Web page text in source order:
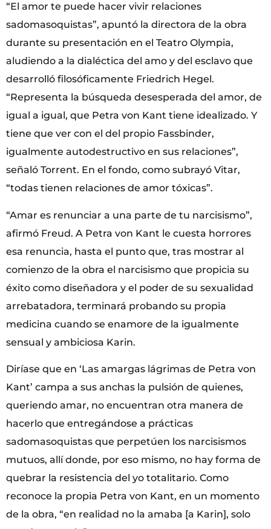
“El amor te puede hacer vivir relaciones
sadomasoquistas”, apuntó la directora de la obra
durante su presentación en el Teatro Olympia,
aludiendo a la dialéctica del amo y del esclavo que
desarrolló filosóficamente Friedrich Hegel.
“Representa la búsqueda desesperada del amor, de
igual a igual, que Petra von Kant tiene idealizado. Y
tiene que ver con el del propio Fassbinder,
igualmente autodestructivo en sus relaciones”,
señaló Torrent. En el fondo, como subrayó Vitar,
“todas tienen relaciones de amor tóxicas”.
“Amar es renunciar a una parte de tu narcisismo”,
afirmó Freud. A Petra von Kant le cuesta horrores
esa renuncia, hasta el punto que, tras mostrar al
comienzo de la obra el narcisismo que propicia su
éxito como diseñadora y el poder de su sexualidad
arrebatadora, terminará probando su propia
medicina cuando se enamore de la igualmente
sensual y ambiciosa Karin.
Diríase que en ‘Las amargas lágrimas de Petra von
Kant’ campa a sus anchas la pulsión de quienes,
queriendo amar, no encuentran otra manera de
hacerlo que entregándose a prácticas
sadomasoquistas que perpetúen los narcisismos
mutuos, allí donde, por eso mismo, no hay forma de
quebrar la resistencia del yo totalitario. Como
reconoce la propia Petra von Kant, en un momento
de la obra, “en realidad no la amaba [a Karin], solo